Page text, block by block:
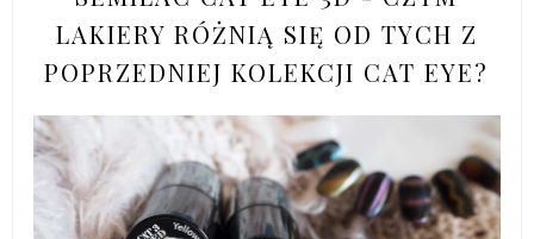
LAKIERY RÓŻNIĄ SIĘ OD TYCH Z
POPRZEDNIEJ KOLEKCJI CAT EYE?